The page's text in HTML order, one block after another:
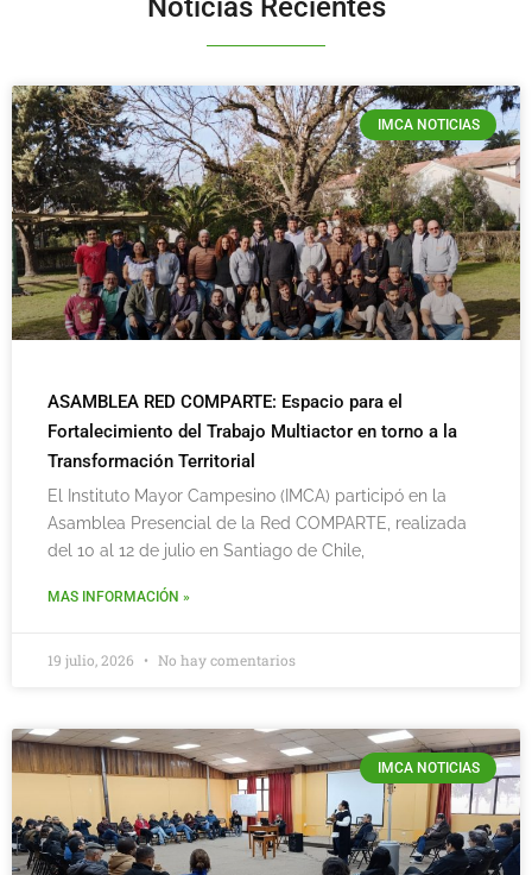
Noticias Recientes
IMCA NOTICIAS
ASAMBLEA RED COMPARTE: Espacio para el
Fortalecimiento del Trabajo Multiactor en torno a la
Transformación Territorial
El Instituto Mayor Campesino (IMCA) participó en la
Asamblea Presencial de la Red COMPARTE, realizada
del 10 al 12 de julio en Santiago de Chile,
MAS INFORMACIÓN »
19 julio, 2026 No hay comentarios
IMCA NOTICIAS